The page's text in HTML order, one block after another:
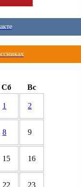
Сб Вс
1 2
8 9
15 16
22 23